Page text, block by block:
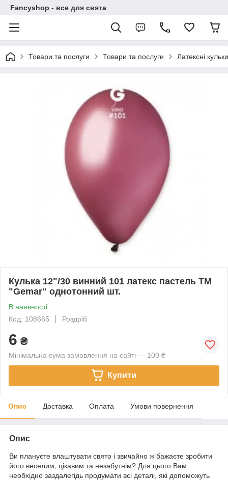
Fancyshop - все для свята
Товари та послуги Товари та послуги Латексні кульки
Кулька 12"/30 винний 101 латекс пастель ТМ
"Gemar" однотонний шт.
В наявності
Код: 108665
Роздріб
6 ₴
Мінімальна сума замовлення на сайті — 100 ₴
Купити
Опис Доставка Оплата Умови повернення
Опис
Ви плануєте влаштувати свято і звичайно ж бажаєте зробити
його веселим, цікавим та незабутнім? Для цього Вам
необхідно заздалегідь продумати всі деталі, які допоможуть